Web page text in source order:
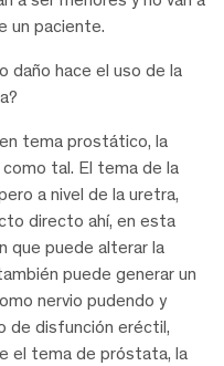
un paciente.
daño hace el uso de la
tema prostático, la
tal. El tema de la
a nivel de la uretra,
directo ahí, en esta
que puede alterar la
puede generar un
nervio pudendo y
de disfunción eréctil,
el tema de próstata, la